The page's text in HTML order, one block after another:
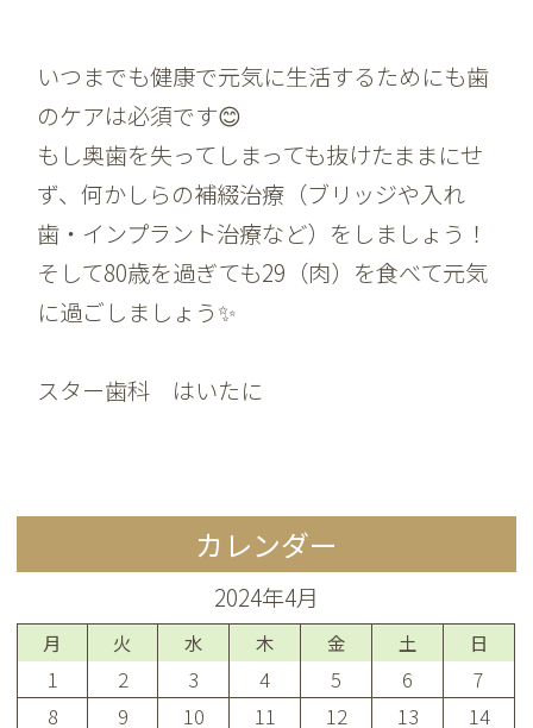
いつまでも健康で元気に生活するためにも歯
のケアは必須です😊
もし奥歯を失ってしまっても抜けたままにせ
ず、何かしらの補綴治療（ブリッジや入れ
歯・インプラント治療など）をしましょう！
そして80歳を過ぎても29（肉）を食べて元気
に過ごしましょう✨
スター歯科 はいたに
カレンダー
2024年4月
月 火 水 木 金 土 日
1 2 3 4 5 6
7
8
9 10 11 12 13 14